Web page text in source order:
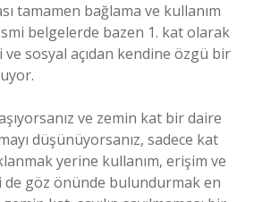
tamamen bağlama ve kullanım
belgelerde bazen 1. kat olarak
sosyal açıdan kendine özgü bir
ve zemin kat bir daire
düşünüyorsanız, sadece kat
yerine kullanım, erişim ve
göz önünde bulundurmak en